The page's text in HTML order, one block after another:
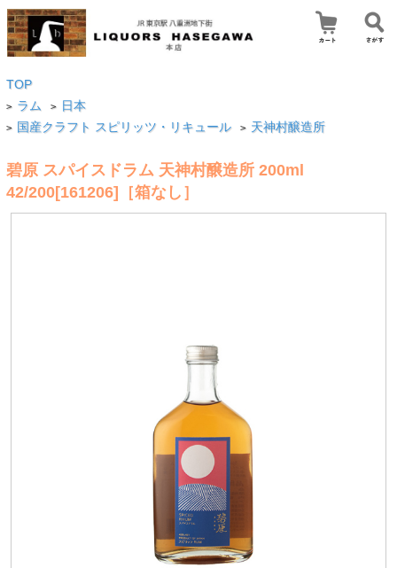
TOP
> ラム > 日本
> 国産クラフト スピリッツ・リキュール > 天神村醸造所
碧原 スパイスドラム 天神村醸造所 200ml
42/200[161206]［箱なし］